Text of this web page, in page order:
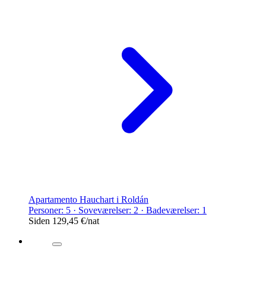
Apartamento Hauchart i Roldán
Personer: 5 · Soveværelser: 2 · Badeværelser: 1
Siden 129,45 €/nat